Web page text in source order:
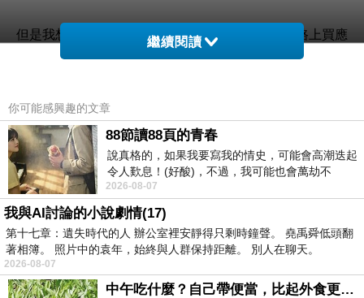
但是我想【Homelike】60cm五層雙門置物櫃 在網路上買應
該會比較便宜，【Homelike】60cm五層雙門置物櫃而且24
員臉色
想要購買【Homelike】60cm五層雙門置物櫃已
經想很多天了!也求助谷哥大神 發現
【Homelike】60cm五層雙門置物櫃的評價真的
不錯想想哪裡買最便宜.心得文.試用文.分享文行
李箱/旅遊用品分享推薦.好用.推薦.評價.熱銷.開
箱文.優缺點比較
繼續閱讀
你可能感興趣的文章
88節讀88頁的青春
說真格的，如果我要寫我的情史，可能會高潮迭起
令人歎息！(好酸)，不過，我可能也會萬劫不
復...，每天跪鍵盤還是被判了花心的罪
2026-08-07
我與AI討論的小說劇情(17)
第十七章：遺失時代的人 辦公室裡安靜得只剩時鐘聲。 堯禹舜低頭翻
著相簿。 照片中的袁年，始終與人群保持距離。 別人在聊天。
2026-08-07
中午吃什麼？自己帶便當，比起外食更健康-夏季日常。(舞動馬尾廚房)